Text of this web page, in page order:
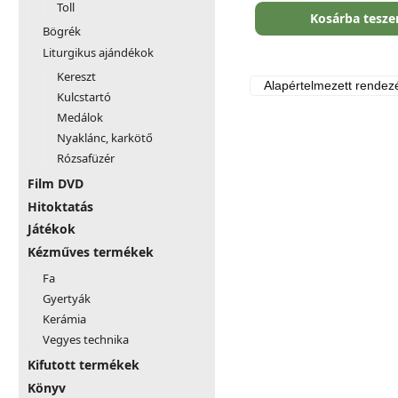
Kosárba
Toll
Bögrék
Liturgikus ajándékok
Kereszt
Kulcstartó
Medálok
Nyaklánc, karkötő
Rózsafüzér
Film DVD
Hitoktatás
Játékok
Kézműves termékek
Fa
Gyertyák
Kerámia
Vegyes technika
Kifutott termékek
Könyv